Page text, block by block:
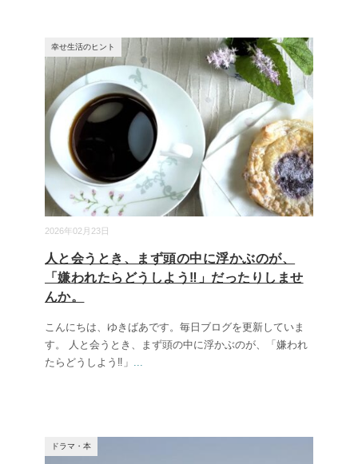
2026年02月23日
幸せ生活のヒント
人と会うとき、まず頭の中に浮かぶのが、
「嫌われたらどうしよう‼」だったりしませ
んか。
こんにちは、ゆきばあです。毎日ブログを更新していま
す。 人と会うとき、まず頭の中に浮かぶのが、「嫌われ
たらどうしよう‼」 ...
ドラマ・本